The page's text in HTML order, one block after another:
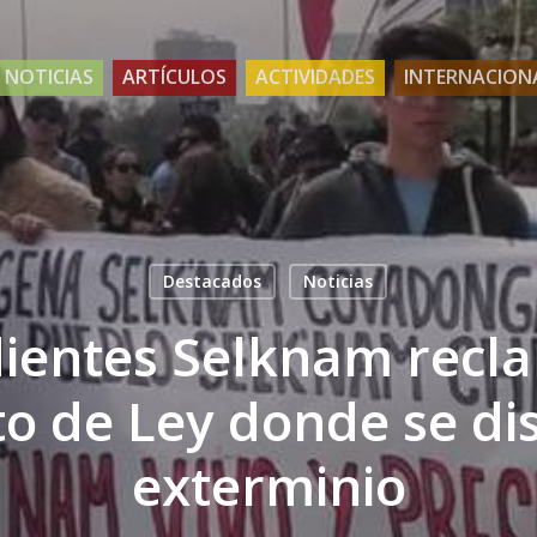
NOTICIAS ARTÍCULOS ACTIVIDADES
Destacados Noticias
Selknam
de Ley donde se
exterminio